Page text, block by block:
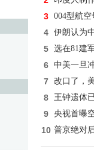
3 004型航空
4 伊朗认为
5 选在81建
6 中美一旦
7 改口了，
8 王钟遗体
9 央视首曝
10 普京绝对